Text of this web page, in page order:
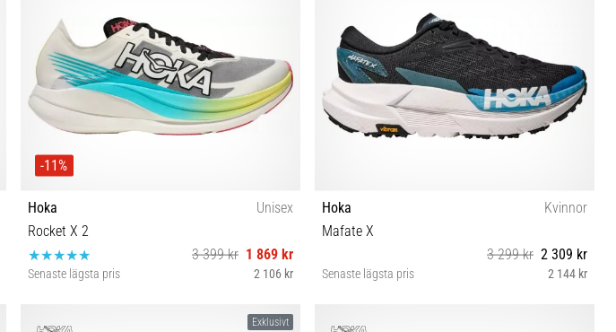
-11%
Hoka
Unisex
Rocket X 2
3 399 kr 1 869 kr
Senaste lägsta pris 2 106 kr
Hoka
Kvinnor
Mafate X
3 299 kr 2 309 kr
Senaste lägsta pris 2 144 kr
Exklusivt